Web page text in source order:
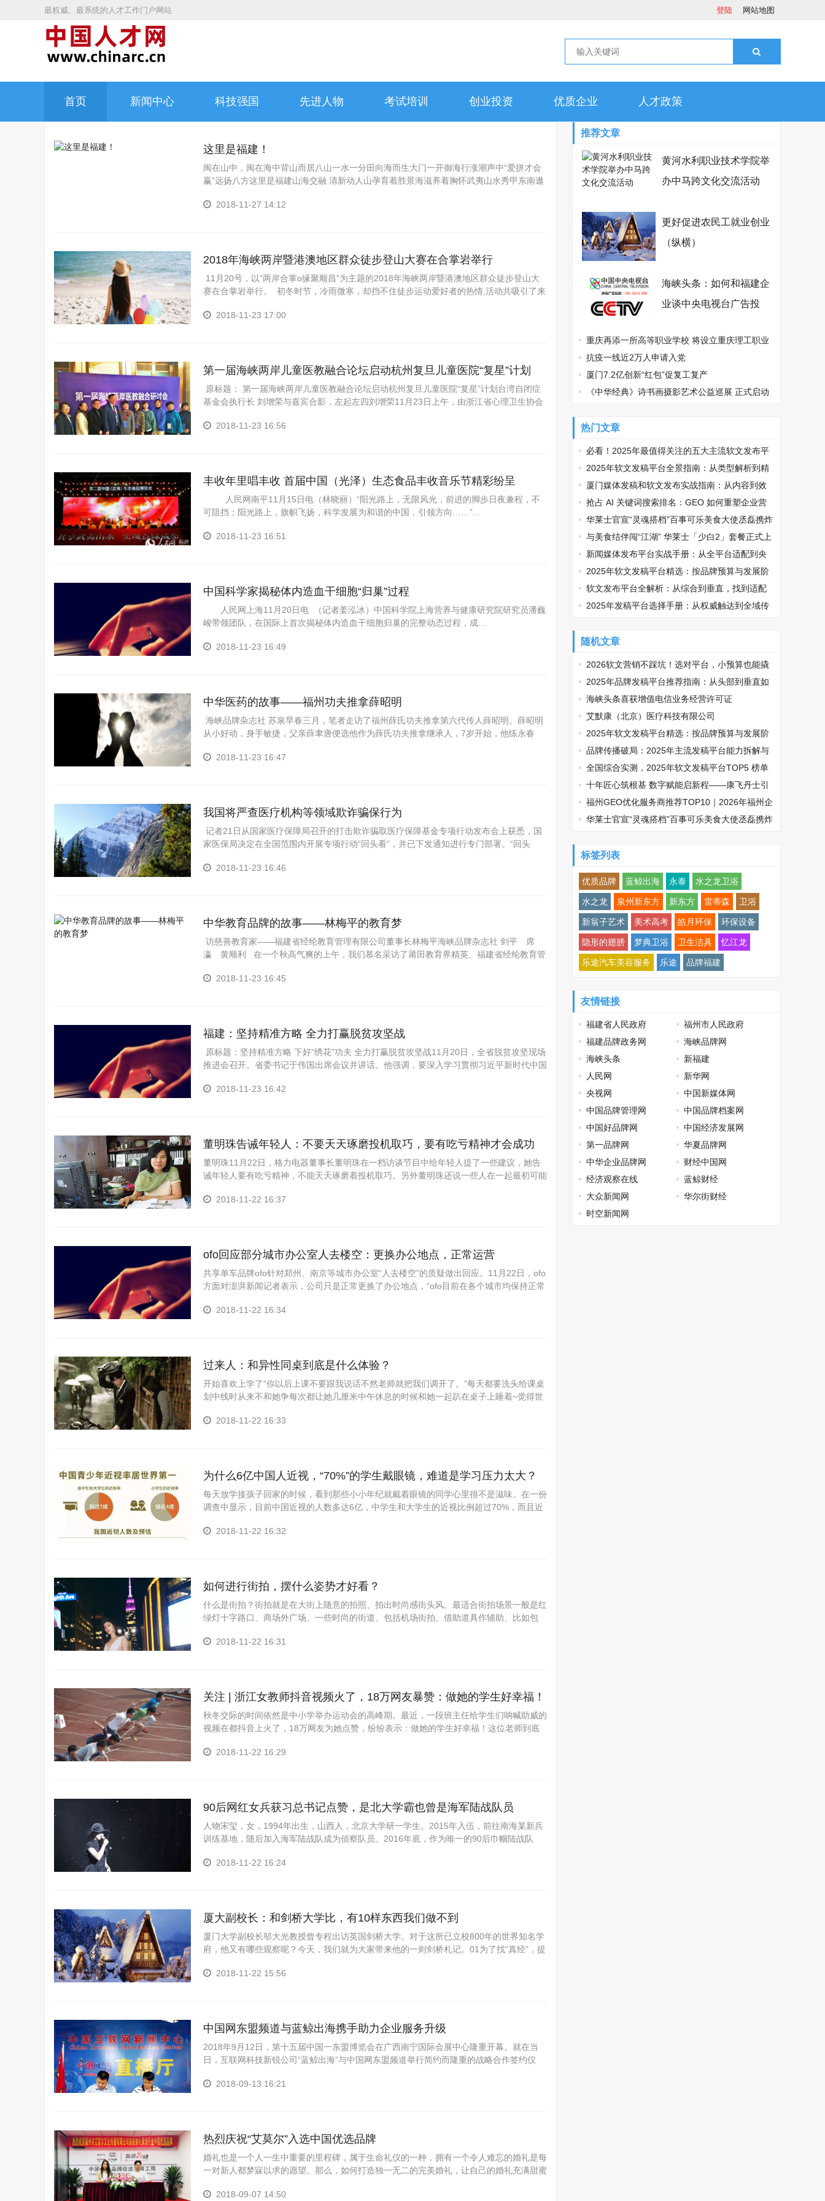
最权威、最系统的人才工作门户网站 登陆 网站地图
首页 新闻中心 科技强国 先进人物 考试培训 创业投资 优质企业 人才政策
这里是福建！
闽在山中，闽在海中背山而居八山一水一分田向海而生大门一开御海行涨潮声中“爱拼才会
赢”远扬八方这里是福建山海交融 清新动人山孕育着胜景海滋养着胸怀武夷山水秀甲东南遨
2018-11-27 14:12
2018年海峡两岸暨港澳地区群众徒步登山大赛在合掌岩举行
11月20号，以“两岸合掌o缘聚顺昌”为主题的2018年海峡两岸暨港澳地区群众徒步登山大
赛在合掌岩举行。 初冬时节，冷雨微寒，却挡不住徒步运动爱好者的热情,活动共吸引了来
2018-11-23 17:00
第一届海峡两岸儿童医教融合论坛启动杭州复旦儿童医院“复星”计划
原标题： 第一届海峡两岸儿童医教融合论坛启动杭州复旦儿童医院“复星”计划台湾自闭症
基金会执行长 刘增荣与嘉宾合影，左起左四刘增荣11月23日上午，由浙江省心理卫生协会
2018-11-23 16:56
丰收年里唱丰收 首届中国（光泽）生态食品丰收音乐节精彩纷呈
人民网南平11月15日电（林晓丽）“阳光路上，无限风光，前进的脚步日夜兼程，不
可阻挡；阳光路上，旗帜飞扬，科学发展为和谐的中国，引领方向……”...
2018-11-23 16:51
中国科学家揭秘体内造血干细胞“归巢”过程
人民网上海11月20日电 （记者姜泓冰）中国科学院上海营养与健康研究院研究员潘巍
峻带领团队，在国际上首次揭秘体内造血干细胞归巢的完整动态过程，成...
2018-11-23 16:49
中华医药的故事——福州功夫推拿薛昭明
海峡品牌杂志社 苏泉早春三月，笔者走访了福州薛氏功夫推拿第六代传人薛昭明。薛昭明
从小好动，身手敏捷，父亲薛聿唐便选他作为薛氏功夫推拿继承人，7岁开始，他练永春
2018-11-23 16:47
我国将严查医疗机构等领域欺诈骗保行为
记者21日从国家医疗保障局召开的打击欺诈骗取医疗保障基金专项行动发布会上获悉，国
家医保局决定在全国范围内开展专项行动“回头看”，并已下发通知进行专门部署。“回头
2018-11-23 16:46
中华教育品牌的故事——林梅平的教育梦
访慈善教育家——福建省经纶教育管理有限公司董事长林梅平海峡品牌杂志社 剑平 席
瀛 黄顺利 在一个秋高气爽的上午，我们慕名采访了莆田教育界精英、福建省经纶教育管
2018-11-23 16:45
福建：坚持精准方略 全力打赢脱贫攻坚战
原标题：坚持精准方略 下好“绣花”功夫 全力打赢脱贫攻坚战11月20日，全省脱贫攻坚现场
推进会召开。省委书记于伟国出席会议并讲话。他强调，要深入学习贯彻习近平新时代中国
2018-11-23 16:42
董明珠告诫年轻人：不要天天琢磨投机取巧，要有吃亏精神才会成功
董明珠11月22日，格力电器董事长董明珠在一档访谈节目中给年轻人提了一些建议，她告
诫年轻人要有吃亏精神，不能天天琢磨着投机取巧。另外董明珠还说一些人在一起最初可能
2018-11-22 16:37
ofo回应部分城市办公室人去楼空：更换办公地点，正常运营
共享单车品牌ofo针对郑州、南京等城市办公室“人去楼空”的质疑做出回应。11月22日，ofo
方面对澎湃新闻记者表示，公司只是正常更换了办公地点，“ofo目前在各个城市均保持正常
2018-11-22 16:34
过来人：和异性同桌到底是什么体验？
开始喜欢上学了“你以后上课不要跟我说话不然老师就把我们调开了。”每天都要洗头给课桌
划中线时从来不和她争每次都让她几厘米中午休息的时候和她一起趴在桌子上睡着~觉得世
2018-11-22 16:33
为什么6亿中国人近视，“70%”的学生戴眼镜，难道是学习压力太大？
每天放学接孩子回家的时候，看到那些小小年纪就戴着眼镜的同学心里很不是滋味。在一份
调查中显示，目前中国近视的人数多达6亿，中学生和大学生的近视比例超过70%，而且近
2018-11-22 16:32
如何进行街拍，摆什么姿势才好看？
什么是街拍？街拍就是在大街上随意的拍照、拍出时尚感街头风。最适合街拍场景一般是红
绿灯十字路口、商场外广场、一些时尚的街道、包括机场街拍、借助道具作辅助、比如包
色...2018-11-22 16:31
关注 | 浙江女教师抖音视频火了，18万网友暴赞：做她的学生好幸福！
秋冬交际的时间依然是中小学举办运动会的高峰期。最近，一段班主任给学生们呐喊助威的
视频在都抖音上火了，18万网友为她点赞，纷纷表示：做她的学生好幸福！这位老师到底
2018-11-22 16:29
90后网红女兵获习总书记点赞，是北大学霸也曾是海军陆战队员
人物宋玺，女，1994年出生，山西人，北京大学研一学生。2015年入伍，前往南海某新兵
训练基地，随后加入海军陆战队成为侦察队员。2016年底，作为唯一的90后巾帼陆战队
2018-11-22 16:24
厦大副校长：和剑桥大学比，有10样东西我们做不到
厦门大学副校长邬大光教授曾专程出访英国剑桥大学。对于这所已立校800年的世界知名学
府，他又有哪些观察呢？今天，我们就为大家带来他的一则剑桥札记。01为了找“真经”，提
2018-11-22 15:56
中国网东盟频道与蓝鲸出海携手助力企业服务升级
2018年9月12日，第十五届中国一东盟博览会在广西南宁国际会展中心隆重开幕。就在当
日，互联网科技新锐公司“蓝鲸出海”与中国网东盟频道举行简约而隆重的战略合作签约仪
2018-09-13 16:21
热烈庆祝“艾莫尔”入选中国优选品牌
婚礼也是一个人一生中重要的里程碑，属于生命礼仪的一种，拥有一个令人难忘的婚礼是每
一对新人都梦寐以求的愿望。那么，如何打造独一无二的完美婚礼，让自己的婚礼充满甜蜜
2018-09-07 14:50
推荐文章
黄河水利职业技术学院举
办中马跨文化交流活动
更好促进农民工就业创业
（纵横）
海峡头条：如何和福建企
业谈中央电视台广告投
重庆再添一所高等职业学校 将设立重庆理工职业
学院抗疫一线近2万人申请入党
厦门7.2亿创新“红包”促复工复产
《中华经典》诗书画摄影艺术公益巡展 正式启动
热门文章
必看！2025年最值得关注的五大主流软文发布平
台排名
2025年软文发稿平台全景指南：从类型解析到精
准投放，解锁高效传播密码
厦门媒体发稿和软文发布实战指南：从内容到效
果的完美转化
抢占 AI 关键词搜索排名：GEO 如何重塑企业营
销新逻辑
华莱士官宣“灵魂搭档”百事可乐美食大使丞磊携炸
鸡可乐邀您观战
与美食结伴闯“江湖” 华莱士「少白2」套餐正式上
线新闻媒体发布平台实战手册：从全平台适配到央
媒传播的精准路径
2025年软文发稿平台精选：按品牌预算与发展阶
段适配指南
软文发布平台全解析：从综合到垂直，找到适配
你的传播利器
2025年发稿平台选择手册：从权威触达到全域传
随机文章
2026软文营销不踩坑！选对平台，小预算也能撬
动大流量
2025年品牌发稿平台推荐指南：从头部到垂直如
何精准匹配传播需求
海峡头条喜获增值电信业务经营许可证
艾默康（北京）医疗科技有限公司
2025年软文发稿平台精选：按品牌预算与发展阶
段适配指南
品牌传播破局：2025年主流发稿平台能力拆解与
场景适配指南
全国综合实测，2025年软文发稿平台TOP5 榜单
重磅发布
十年匠心筑根基 数字赋能启新程——康飞丹士引
领医疗服务生态升级
福州GEO优化服务商推荐TOP10｜2026年福州企
业AI全域推广选型指南
华莱士官宣“灵魂搭档”百事可乐美食大使丞磊携炸
标签列表
优质品牌 蓝鲸出海 永泰 水之龙卫浴
水之龙 泉州新东方 新东方 雷蒂森 卫浴
新翁子艺术 美术高考 皓月环保 环保设备
隐形的翅膀 梦典卫浴 卫生洁具 忆江龙
乐途汽车美容服务 乐途 品牌福建
友情链接
福建省人民政府
福州市人民政府
福建品牌政务网
海峡品牌网
海峡头条
新福建
人民网
新华网
央视网
中国新媒体网
中国品牌管理网
中国品牌档案网
中国好品牌网
中国经济发展网
第一品牌网
华夏品牌网
中华企业品牌网
财经中国网
经济观察在线
蓝鲸财经
大众新闻网
华尔街财经
时空新闻网